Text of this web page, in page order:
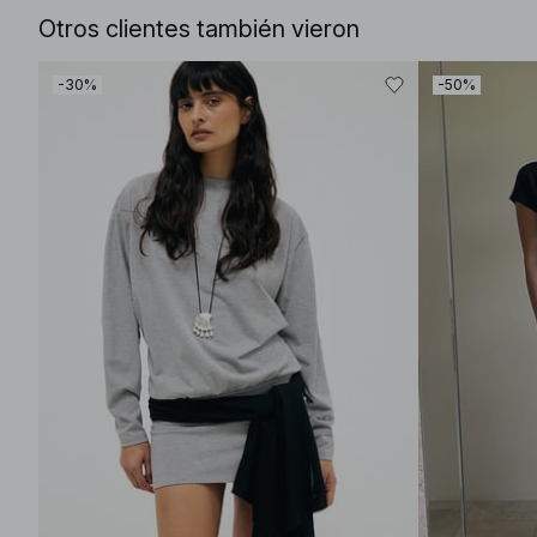
Otros clientes también vieron
-30% -50%